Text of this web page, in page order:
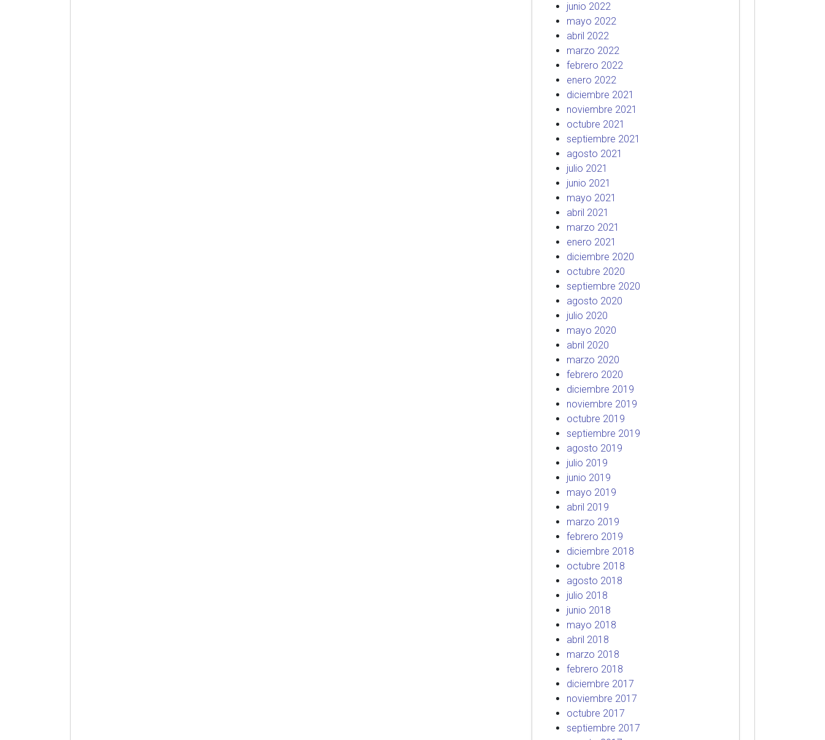
junio 2022
mayo 2022
abril 2022
marzo 2022
febrero 2022
enero 2022
diciembre 2021
noviembre 2021
octubre 2021
septiembre 2021
agosto 2021
julio 2021
junio 2021
mayo 2021
abril 2021
marzo 2021
enero 2021
diciembre 2020
octubre 2020
septiembre 2020
agosto 2020
julio 2020
mayo 2020
abril 2020
marzo 2020
febrero 2020
diciembre 2019
noviembre 2019
octubre 2019
septiembre 2019
agosto 2019
julio 2019
junio 2019
mayo 2019
abril 2019
marzo 2019
febrero 2019
diciembre 2018
octubre 2018
agosto 2018
julio 2018
junio 2018
mayo 2018
abril 2018
marzo 2018
febrero 2018
diciembre 2017
noviembre 2017
octubre 2017
septiembre 2017